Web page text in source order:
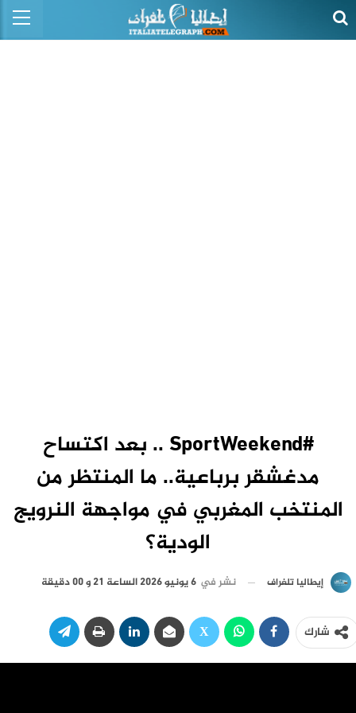
#SportWeekend .. بعد اكتساح
مدغشقر برباعية.. ما المنتظر من
المنتخب المغربي في مواجهة النرويج
الودية؟
إيطاليا تلغراف نشر في 6 يونيو 2026 الساعة 21 و 00 دقيقة
شارك